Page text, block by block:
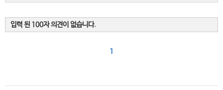
입력 된 100자 의견이 없습니다.
1